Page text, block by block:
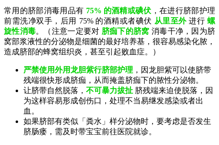
常用的脐部消毒用品有 75% 的酒精或碘伏 ，在进行脐部护理
前需洗净双手，后用 75% 的酒精或者碘伏 从里至外进行螺
旋性消毒。（注意一定要对 脐痂下的脐窝 消毒干净，因为脐
窝部浆液性的分泌物是细菌的最好培养基，很容易感染化脓，
造成脐部的蜂窝组织炎，甚至引起败血症。）
严禁使用外用龙胆紫行脐部护理 ，因龙胆紫可以使脐带
残端很快形成脐痂，从而掩盖脐痂下的脓性分泌物。
让脐带自然脱落， 不可暴力拔扯 脐残端来迫使脱落，因
为这样容易形成创伤口，处理不当易继发感染或者出
血。
如果脐部有类似「粪水」样分泌物时，要考虑是否发生
脐肠瘘，需及时带宝宝前往医院就诊。